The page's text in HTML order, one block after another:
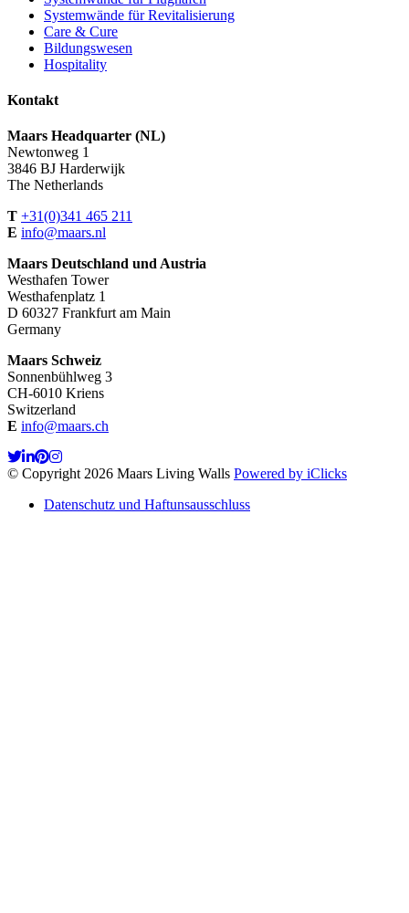
Systemwände für Revitalisierung
Care & Cure
Bildungswesen
Hospitality
Kontakt
Maars Headquarter (NL)
Newtonweg 1
3846 BJ Harderwijk
The Netherlands
T +31(0)341 465 211
E info@maars.nl
Maars Deutschland und Austria
Westhafen Tower
Westhafenplatz 1
D 60327 Frankfurt am Main
Germany
Maars Schweiz
Sonnenbühlweg 3
CH-6010 Kriens
Switzerland
E info@maars.ch
© Copyright 2026 Maars Living Walls Powered by iClicks
Datenschutz und Haftunsausschluss